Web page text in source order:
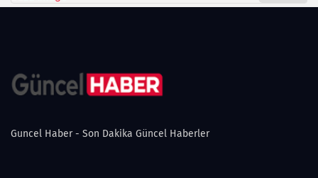
Guncel Haber - Son Dakika Güncel Haberler